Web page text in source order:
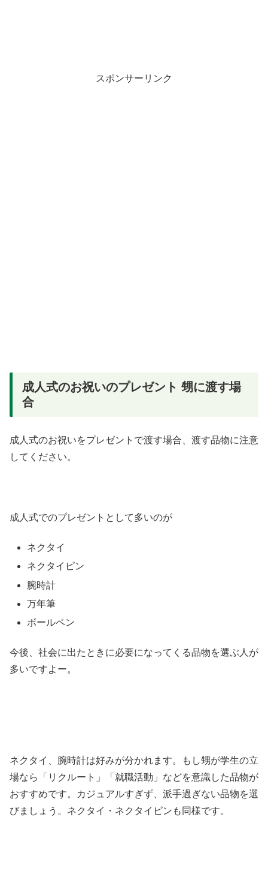
スポンサーリンク
成人式のお祝いのプレゼント 甥に渡す場
合
成人式のお祝いをプレゼントで渡す場合、渡す品物に注意
してください。
成人式でのプレゼントとして多いのが
ネクタイ
ネクタイピン
腕時計
万年筆
ボールペン
今後、社会に出たときに必要になってくる品物を選ぶ人が
多いですよー。
ネクタイ、腕時計は好みが分かれます。もし甥が学生の立
場なら「リクルート」「就職活動」などを意識した品物が
おすすめです。カジュアルすぎず、派手過ぎない品物を選
びましょう。ネクタイ・ネクタイピンも同様です。